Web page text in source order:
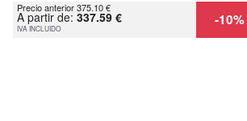
Precio anterior 375.10 €
A partir de: 337.59 €
IVA INCLUIDO -10%